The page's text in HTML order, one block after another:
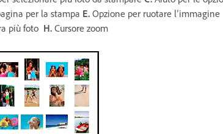
per la stampa E. Opzione per ruotare l’immagine
più foto H. Cursore zoom